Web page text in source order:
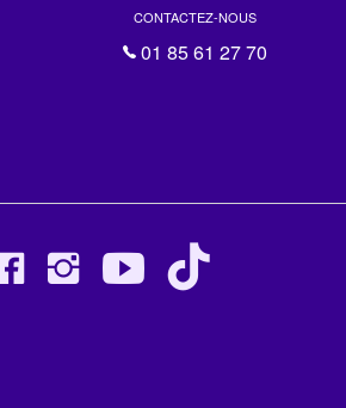
CONTACTEZ-NOUS
01 85 61 27 70